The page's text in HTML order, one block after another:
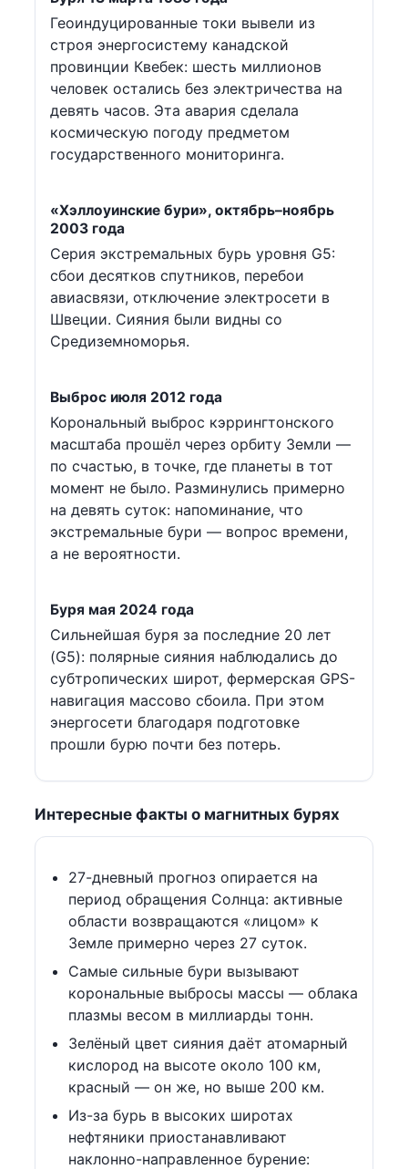
Геоиндуцированные токи вывели из
строя энергосистему канадской
провинции Квебек: шесть миллионов
человек остались без электричества на
девять часов. Эта авария сделала
космическую погоду предметом
государственного мониторинга.
«Хэллоуинские бури», октябрь–ноябрь
2003 года
Серия экстремальных бурь уровня G5:
сбои десятков спутников, перебои
авиасвязи, отключение электросети в
Швеции. Сияния были видны со
Средиземноморья.
Выброс июля 2012 года
Корональный выброс кэррингтонского
масштаба прошёл через орбиту Земли —
по счастью, в точке, где планеты в тот
момент не было. Разминулись примерно
на девять суток: напоминание, что
экстремальные бури — вопрос времени,
а не вероятности.
Буря мая 2024 года
Сильнейшая буря за последние 20 лет
(G5): полярные сияния наблюдались до
субтропических широт, фермерская GPS-
навигация массово сбоила. При этом
энергосети благодаря подготовке
прошли бурю почти без потерь.
Интересные факты о магнитных бурях
27-дневный прогноз опирается на
период обращения Солнца: активные
области возвращаются «лицом» к
Земле примерно через 27 суток.
Самые сильные бури вызывают
корональные выбросы массы — облака
плазмы весом в миллиарды тонн.
Зелёный цвет сияния даёт атомарный
кислород на высоте около 100 км,
красный — он же, но выше 200 км.
Из-за бурь в высоких широтах
нефтяники приостанавливают
наклонно-направленное бурение: